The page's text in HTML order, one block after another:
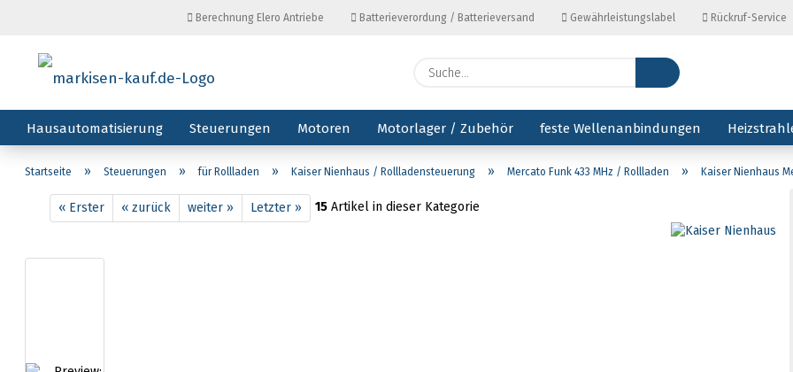
Berechnung Elero Antriebe Batterieverordung / Batterieversand Gewährleistungslabel Rückruf-Service
Suche...
Hausautomatisierung Steuerungen Motoren Motorlager / Zubehör feste Wellenanbindungen
Startseite » Steuerungen » für Rollladen » Kaiser Nienhaus / Rollladensteuerung » Mercato Funk 433 MHz / Rollladen » Kaiser Nienhaus
« Erster « zurück weiter » Letzter » 15 Artikel in dieser Kategorie